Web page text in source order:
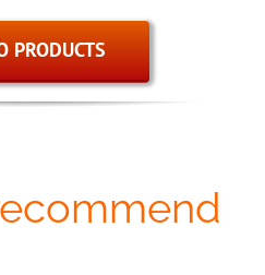
PRODUCTS